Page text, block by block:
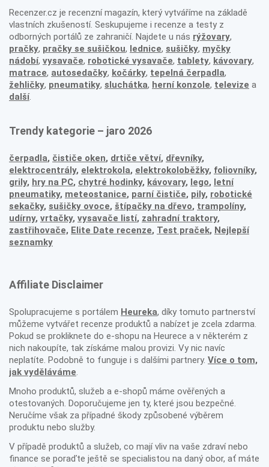
Recenzer.cz je recenzní magazín, který vytváříme na základě
vlastních zkušeností. Seskupujeme i recenze a testy z
odborných portálů ze zahraničí. Najdete u nás rýžovary,
pračky, pračky se sušičkou, lednice, sušičky, myčky
nádobí, vysavače, robotické vysavače, tablety, kávovary,
matrace, autosedačky, kočárky, tepelná čerpadla,
žehličky, pneumatiky, sluchátka, herní konzole, televize a
další.
Trendy kategorie – jaro 2026
čerpadla, čističe oken, drtiče větví, dřevníky,
elektrocentrály, elektrokola, elektrokoloběžky, foliovníky,
grily, hry na PC, chytré hodinky, kávovary, lego, letní
pneumatiky, meteostanice, parní čističe, pily, robotické
sekačky, sušičky ovoce, štípačky na dřevo, trampolíny,
udírny, vrtačky, vysavače listí, zahradní traktory,
zastřihovače, Elite Date recenze, Test praček, Nejlepší
seznamky
Affiliate Disclaimer
Spolupracujeme s portálem Heureka, díky tomuto partnerství
můžeme vytvářet recenze produktů a nabízet je zcela zdarma.
Pokud se prokliknete do e-shopu na Heurece a v některém z
nich nakoupíte, tak získáme malou provizi. Vy nic navíc
neplatíte. Podobně to funguje i s dalšími partnery. Více o tom,
jak vyděláváme.
Mnoho produktů, služeb a e-shopů máme ověřených a
otestovaných. Doporučujeme jen ty, které jsou bezpečné.
Neručíme však za případné škody způsobené výběrem
produktu nebo služby.
V případě produktů a služeb, co mají vliv na vaše zdraví nebo
finance se poraďte ještě se specialistou na daný obor, ať máte